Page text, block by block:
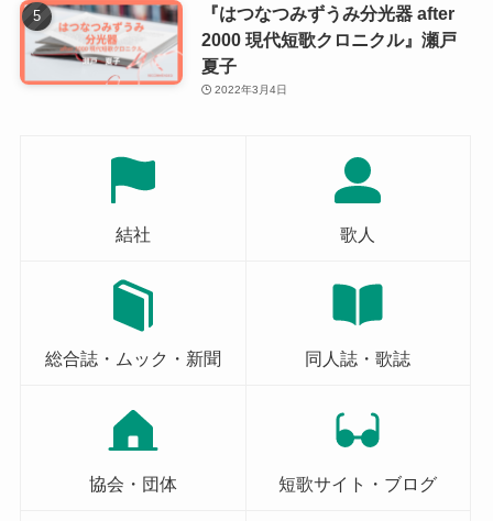
『はつなつみずうみ分光器 after
2000 現代短歌クロニクル』瀬戸
夏子
2022年3月4日
結社 歌人
総合誌・ムック・新聞 同人誌・歌誌
協会・団体 短歌サイト・ブログ